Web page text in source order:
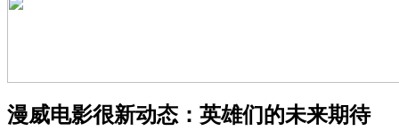
漫威电影很新动态：英雄们的未来期待